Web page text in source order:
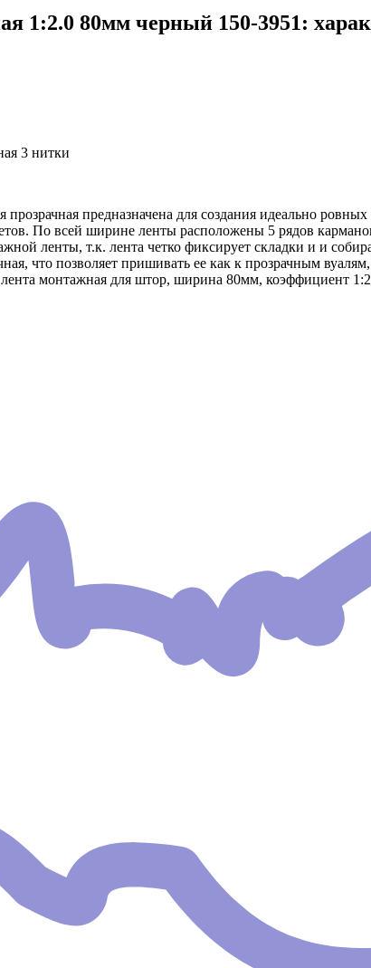
1:2.0 80мм черный 150-3951:
3 нитки
прозрачная предназначена для создания идеально
По всей ширине ленты расположены 5 рядов
ленты, т.к. лента четко фиксирует складки и и
что позволяет пришивать ее как к прозрачным
монтажная для штор, ширина 80мм, коэффициент